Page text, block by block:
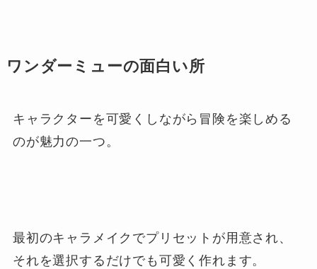
ワンダーミューの面白い所
キャラクターを可愛くしながら冒険を楽しめる
のが魅力の一つ。
最初のキャラメイクでプリセットが用意され、
それを選択するだけでも可愛く作れます。